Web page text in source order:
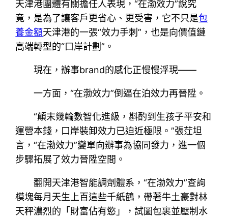
天津港團體有關擔任人表現，“在渤效力”說究
竟，是為了讓客戶更省心、更受害，它不只是包
養金額天津港的一張“效力手刺”，也是向價值鏈
高端轉型的“口岸計劃”。
現在，辦事brand的感化正慢慢浮現——
一方面，“在渤效力”倒逼在泊效力再晉陞。
“顛末幾輪數智化進級，斟酌到生孩子平安和
運營本錢，口岸裝卸效力已迫近極限。”張茳坦
言，“在渤效力”變單向辦事為協同發力，進一個
步驟拓展了效力晉陞空間。
翻開天津港智能調劑體系，“在渤效力”查詢
模塊每月天生上百這些千紙鶴，帶著牛土豪對林
天秤濃烈的「財富佔有慾」，試圖包裹並壓制水